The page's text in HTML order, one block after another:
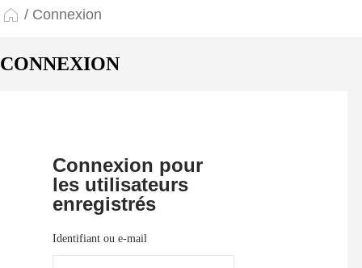
/ Connexion
CONNEXION
Connexion pour
les utilisateurs
enregistrés
Identifiant ou e-mail